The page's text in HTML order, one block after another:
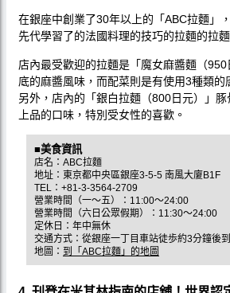
在銀座中創業了30年以上的「ABC拉麵」
先代學習了的法國料理的技巧的拉麵的拉麵
店內最受歡迎的拉麵是「魔女麻醬麵（
底的麻醬風味，而配菜則是有使用3種類的
另外，店內的「銀白拉麵（800日元）」
上品的口味，特別受女性的喜歡。
■美食資訊
店名：ABC拉麵
地址：東京都中央區銀座3-5-5 南風大廈B1F
TEL：+81-3-3564-2709
營業時間（一～五）：11:00～24:00
營業時間（六日公眾假期）：11:30～24:00
定休日：年中無休
交通方式：從銀座一丁目車站徒歩約3分鐘後
地圖： 到「ABC拉麵」的地圖